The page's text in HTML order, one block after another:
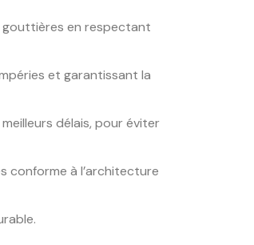
gouttières en respectant
et garantissant la
délais, pour éviter
conforme à l’architecture